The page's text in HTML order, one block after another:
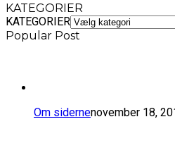
KATEGORIER
KATEGORIER
Popular Post
Om sidernenovember 18,